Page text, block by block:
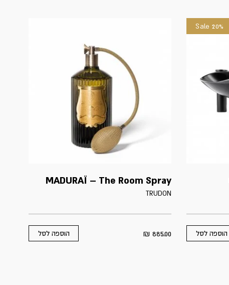
Sale 20%
הוספה לסל
MADURAÏ – The Room Spray
TRUDON
885.00
₪ הוספה לסל